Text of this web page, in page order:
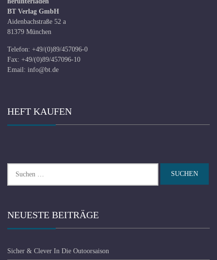
herunterladen
BT Verlag GmbH
Aidenbachstraße 52 a
81379 München
Telefon: +49/(0)89/457096-0
Fax: +49/(0)89/457096-10
Email: info@bt.de
HEFT KAUFEN
Suchen
NEUESTE BEITRÄGE
Sicher & Clever In Die Outoorsaison